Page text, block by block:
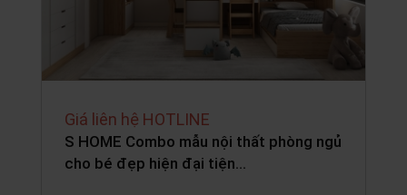
Giá liên hệ HOTLINE
S HOME Combo mẫu nội thất phòng ngủ
cho bé đẹp hiện đại tiện…